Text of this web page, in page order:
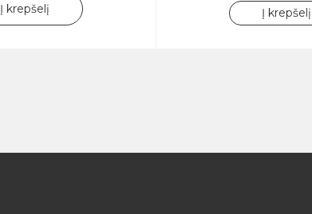
Į krepšelį Į krepšelį